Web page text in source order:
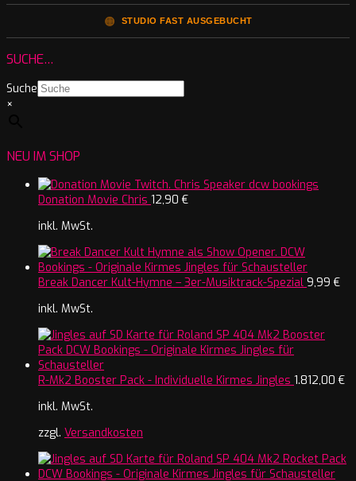
🟠 STUDIO FAST AUSGEBUCHT
SUCHE…
Suche
×
NEU IM SHOP
Donation Movie Chris 12,90 €
inkl. MwSt.
Break Dancer Kult-Hymne – 3er-Musiktrack-Spezial 9,99 €
inkl. MwSt.
R-Mk2 Booster Pack - Individuelle Kirmes Jingles 1.812,00 €
inkl. MwSt.
zzgl. Versandkosten